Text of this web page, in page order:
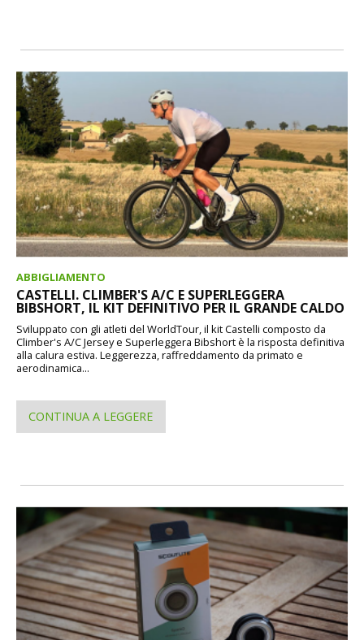
ABBIGLIAMENTO
CASTELLI. CLIMBER'S A/C E SUPERLEGGERA
BIBSHORT, IL KIT DEFINITIVO PER IL GRANDE CALDO
Sviluppato con gli atleti del WorldTour, il kit Castelli composto da
Climber's A/C Jersey e Superleggera Bibshort è la risposta definitiva
alla calura estiva. Leggerezza, raffreddamento da primato e
aerodinamica...
CONTINUA A LEGGERE